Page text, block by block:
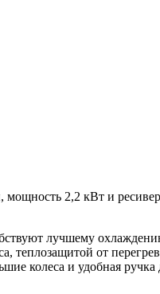
2,2 кВт и
лучшему
теплозащитой от
колеса и удобная ручка